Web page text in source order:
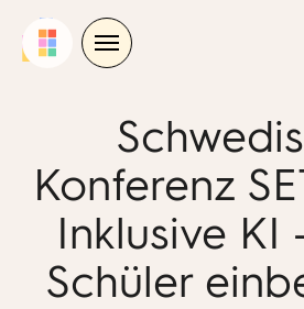
Konferenz
Inklusive KI
Schüler